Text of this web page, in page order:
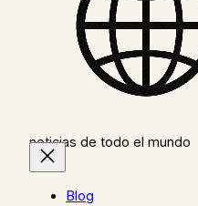
noticias de todo el mundo
Blog